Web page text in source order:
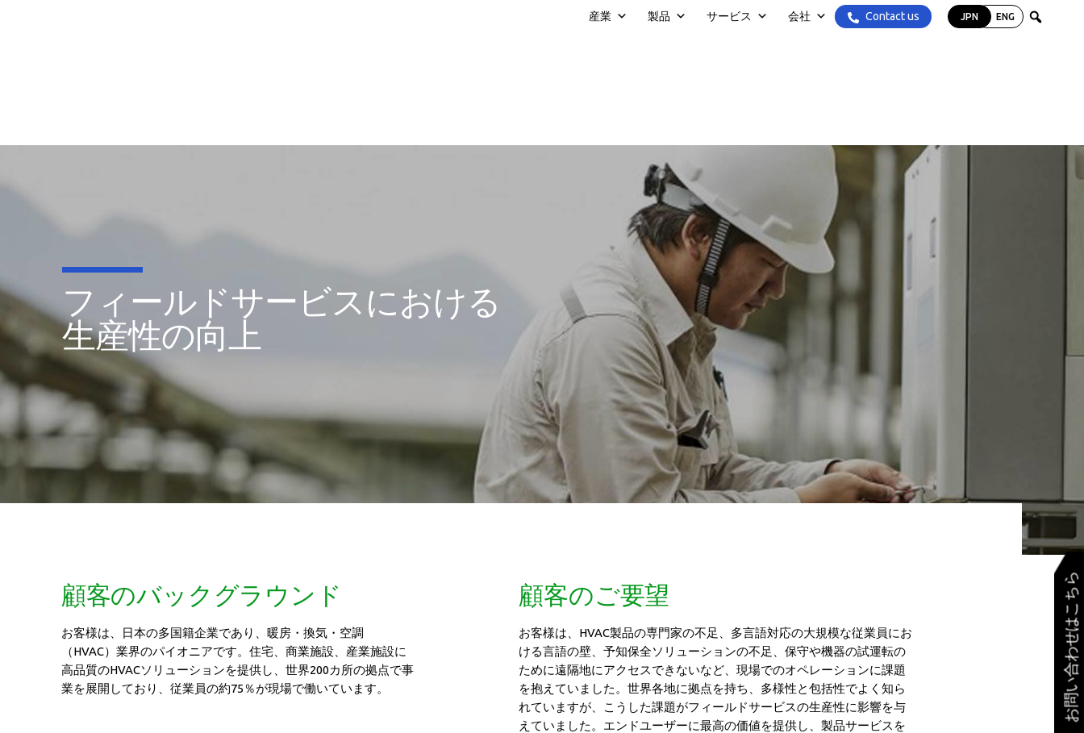
産業 製品 サービス 会社 Contact us JPN ENG
フィールドサービスにおける
生産性の向上
顧客のバックグラウンド
お客様は、日本の多国籍企業であり、暖房・換気・空調
（HVAC）業界のパイオニアです。住宅、商業施設、産業施設に
高品質のHVACソリューションを提供し、世界200カ所の拠点で事
業を展開しており、従業員の約75％が現場で働いています。
顧客のご要望
お客様は、HVAC製品の専門家の不足、多言語対応の大規模な従業員にお
ける言語の壁、予知保全ソリューションの不足、保守や機器の試運転の
ために遠隔地にアクセスできないなど、現場でのオペレーションに課題
を抱えていました。世界各地に拠点を持ち、多様性と包括性でよく知ら
れていますが、こうした課題がフィールドサービスの生産性に影響を与
えていました。エンドユーザーに最高の価値を提供し、製品サービスを
お問い合わせはこちら